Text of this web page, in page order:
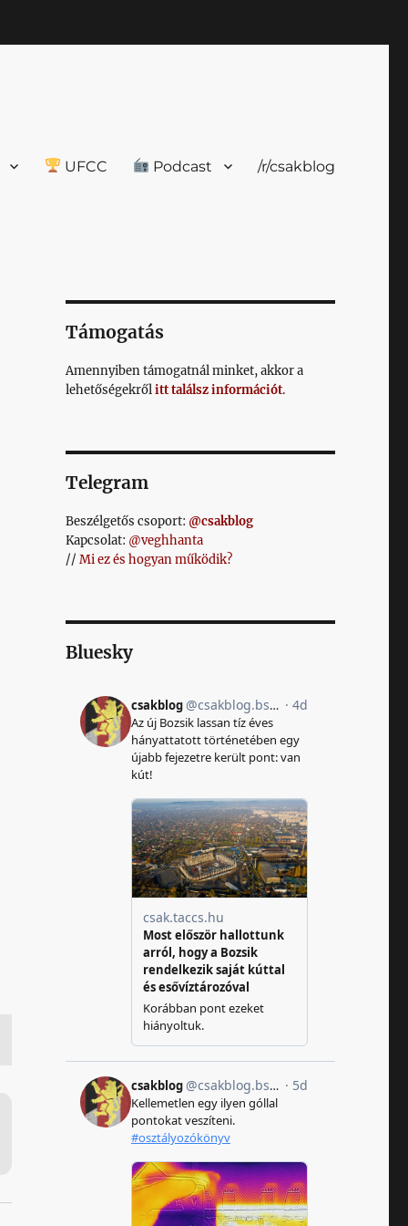
UFCC Podcast /r/csakblog
Támogatás
Amennyiben támogatnál minket, akkor a
lehetőségekrőlitt találsz információt.
Telegram
Beszélgetős csoport: @csakblog
Kapcsolat: @veghhanta
// Mi ez és hogyan működik?
Bluesky